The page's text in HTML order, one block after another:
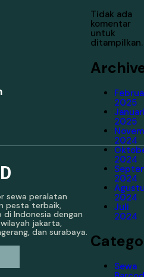
Tidak ada
komentar
untuk
ditampilkan.
2025
2025
2024
2024
2024
2024
Juli
2024
Sewa
sewa peralatan
pesta terbaik,
Indonesia dengan
jakarta,
dan surabaya.